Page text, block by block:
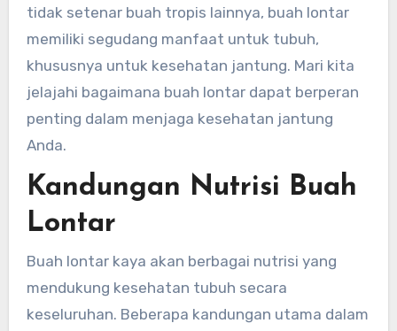
tidak setenar buah tropis lainnya, buah lontar
memiliki segudang manfaat untuk tubuh,
khususnya untuk kesehatan jantung. Mari kita
jelajahi bagaimana buah lontar dapat berperan
penting dalam menjaga kesehatan jantung
Anda.
Kandungan Nutrisi Buah
Lontar
Buah lontar kaya akan berbagai nutrisi yang
mendukung kesehatan tubuh secara
keseluruhan. Beberapa kandungan utama dalam